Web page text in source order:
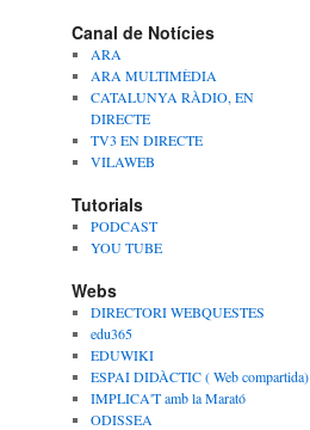
Canal de Notícies
ARA
ARA MULTIMÈDIA
CATALUNYA RÀDIO, EN
DIRECTE
TV3 EN DIRECTE
VILAWEB
Tutorials
PODCAST
YOU TUBE
Webs
DIRECTORI WEBQUESTES
edu365
EDUWIKI
ESPAI DIDÀCTIC ( Web compartida)
IMPLICA'T amb la Marató
ODISSEA